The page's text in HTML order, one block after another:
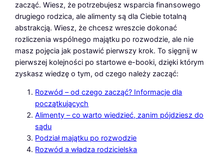
zacząć. Wiesz, że potrzebujesz wsparcia finansowego
drugiego rodzica, ale alimenty są dla Ciebie totalną
abstrakcją. Wiesz, że chcesz wreszcie dokonać
rozliczenia wspólnego majątku po rozwodzie, ale nie
masz pojęcia jak postawić pierwszy krok. To sięgnij w
pierwszej kolejności po startowe e-booki, dzięki którym
zyskasz wiedzę o tym, od czego należy zacząć:
Rozwód – od czego zacząć? Informacje dla
początkujących
Alimenty – co warto wiedzieć, zanim pójdziesz do
sądu
Podział majątku po rozwodzie
Rozwód a władza rodzicielska